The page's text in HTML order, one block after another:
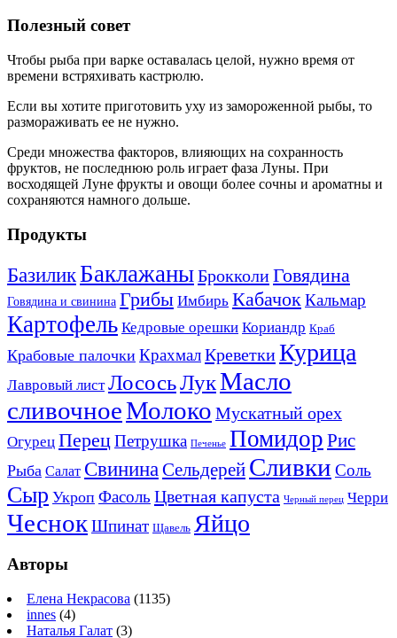
Полезный совет
Чтобы рыба при варке оставалась целой, нужно время от
времени встряхивать кастрюлю.
Если вы хотите приготовить уху из замороженной рыбы, то
размораживать ее не нужно.
Среди множества факторов, влияющих на сохранность
фруктов, не последнюю роль играет фаза Луны. При
восходящей Луне фрукты и овощи более сочны и ароматны и
сохраняются намного дольше.
Продукты
БазиликБаклажаныБрокколиГовядина
Говядина и свинина Грибы Имбирь КабачокКальмар
Картофель Кедровые орешки Кориандр Краб
Крабовые палочки КрахмалКреветкиКурица
Лавровый лист ЛососьЛукМасло
сливочноеМолоко Мускатный орех
Огурец ПерецПетрушка Печенье Помидор Рис
Рыба Салат СвининаСельдерей Сливки Соль
Сыр Укроп Фасоль Цветная капуста Черный перец Черри
ЧеснокШпинат Щавель Яйцо
Авторы
Елена Некрасова (1135)
innes (4)
Наталья Галат (3)